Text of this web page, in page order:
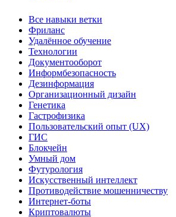
Все навыки ветки
Фриланс
Удалённое обучение
Технологии
Документооборот
Информбезопасность
Дезинформация
Организационный дизайн
Генетика
Гастрофизика
Пользовательский опыт (UX)
ГИС
Блокчейн
Умный дом
Футурология
Искусственный интеллект
Противодействие мошенничеству
Интернет-боты
Криптовалюты